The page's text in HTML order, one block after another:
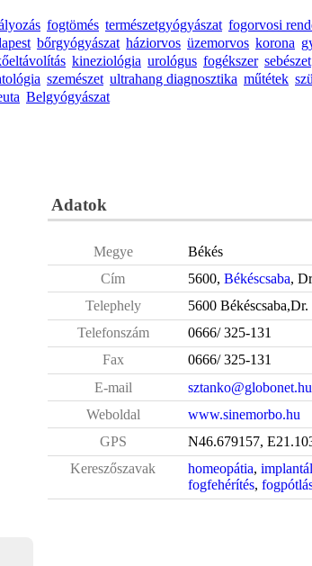
fogtömés természetgyógyászat fogorvosi
bőrgyógyászat háziorvos üzemorvos korona
kineziológia urológus fogékszer sebészet
szemészet ultrahang diagnosztika műtétek
Belgyógyászat
Adatok
Megye
Békés
Cím
5600, Békéscsaba,
Telephely
5600
Telefonszám
0666/ 325-131
Fax
0666/ 325-131
E-mail
sztanko@globonet.hu
Weboldal
www.sinemorbo.hu
GPS
N46.679157,
Kereszőszavak
homeopátia,
fogfehérítés,